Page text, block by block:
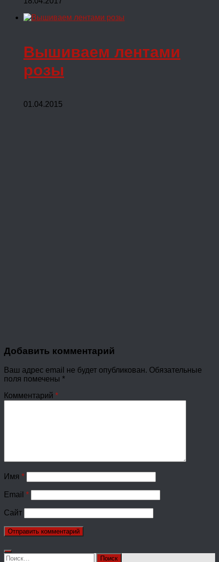
Вышиваем лентами
розы
01.04.2015
Добавить комментарий
Ваш адрес email не будет опубликован. Обязательные
поля помечены *
Комментарий *
Имя *
Email *
Сайт
Найти: